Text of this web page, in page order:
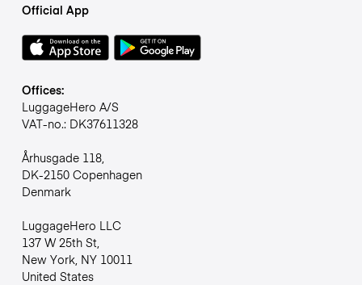
Official App
Offices:
LuggageHero A/S
VAT-no.: DK37611328
Århusgade 118,
DK-2150 Copenhagen
Denmark
LuggageHero LLC
137 W 25th St,
New York, NY 10011
United States